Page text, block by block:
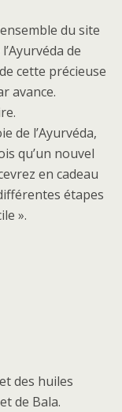
du site
de
cette précieuse
avance.
de l’Ayurvéda,
qu’un nouvel
en cadeau
étapes
».
des huiles
de Bala.